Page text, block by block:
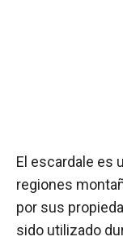
El escardale es
regiones
por sus
sido utilizado